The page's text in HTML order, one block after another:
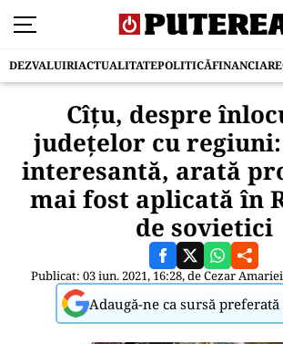
DEZVALUIRIACTUALITATEPOLITICĂFINANCIAR
Cîțu, despre
județelor cu regiuni:
interesantă, arată
mai fost aplicată în
de sovietici
Publicat: 03 iun. 2021, 16:28, deCezar Amariei
Adaugă-ne ca sursă